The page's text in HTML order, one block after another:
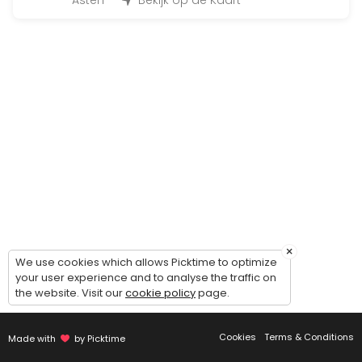
Een volledige workout in slechts 30 minuten waarbij het systeem
others · 30 min · EUR17.5
Made with by Picktime Cookies Terms & Conditions
×
We use cookies which allows Picktime to optimize
your user experience and to analyse the traffic on
the website. Visit ourcookie policypage.